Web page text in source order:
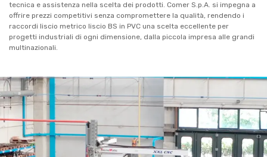
tecnica e assistenza nella scelta dei prodotti. Comer S.p.A. si impegna a
offrire prezzi competitivi senza compromettere la qualità, rendendo i
raccordi liscio metrico liscio BS in PVC una scelta eccellente per
progetti industriali di ogni dimensione, dalla piccola impresa alle grandi
multinazionali.